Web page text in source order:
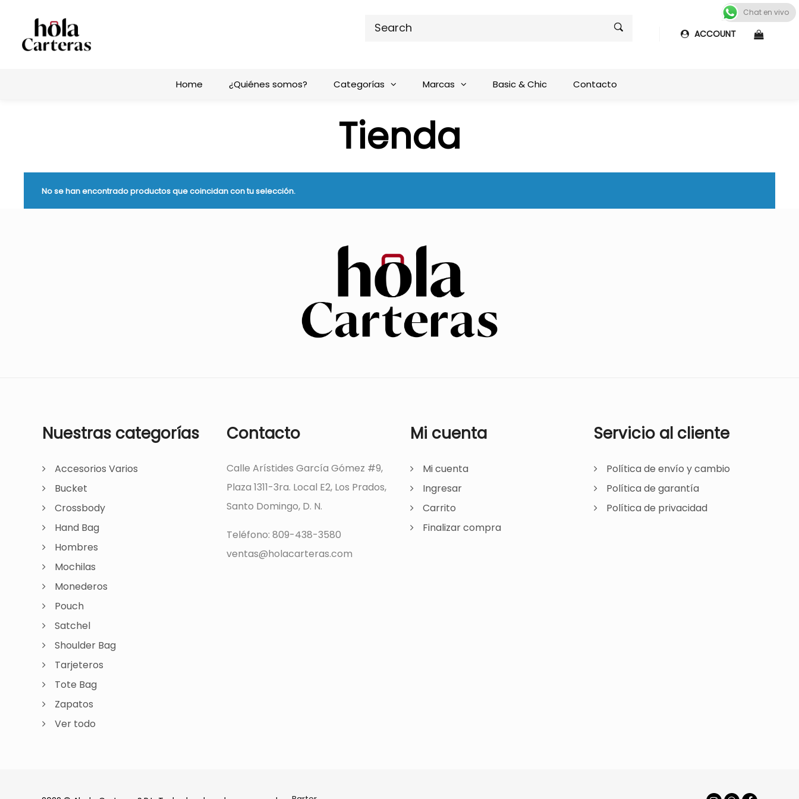
ACCOUNT
Home ¿Quiénes somos? Categorías Marcas Basic & Chic Contacto
Tienda
No se han encontrado productos que coincidan con tu selección.
Nuestras categorías
Accesorios Varios
Bucket
Crossbody
Hand Bag
Hombres
Mochilas
Monederos
Pouch
Satchel
Shoulder Bag
Tarjeteros
Tote Bag
Zapatos
Ver todo
Contacto
Calle Arístides García Gómez #9,
Plaza 1311-3ra. Local E2, Los Prados,
Santo Domingo, D. N.
Teléfono: 809-438-3580
ventas@holacarteras.com
Mi cuenta
Mi cuenta
Ingresar
Carrito
Finalizar compra
Servicio al cliente
Política de envío y cambio
Política de garantía
Política de privacidad
Chat en vivo